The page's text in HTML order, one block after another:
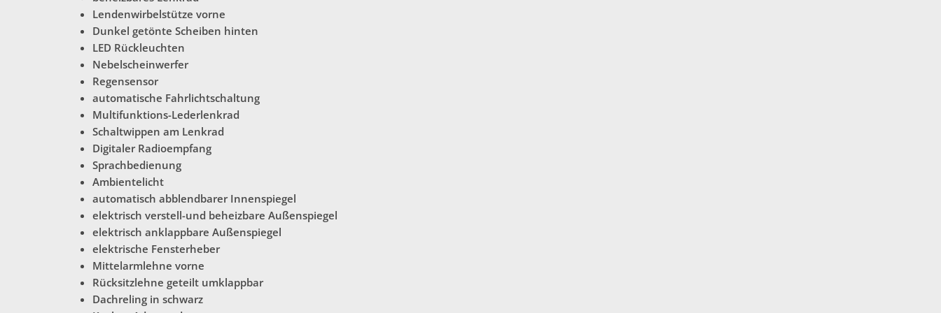
Lendenwirbelstütze vorne
Dunkel getönte Scheiben hinten
LED Rückleuchten
Nebelscheinwerfer
Regensensor
automatische Fahrlichtschaltung
Multifunktions-Lederlenkrad
Schaltwippen am Lenkrad
Digitaler Radioempfang
Sprachbedienung
Ambientelicht
automatisch abblendbarer Innenspiegel
elektrisch verstell-und beheizbare Außenspiegel
elektrisch anklappbare Außenspiegel
elektrische Fensterheber
Mittelarmlehne vorne
Rücksitzlehne geteilt umklappbar
Dachreling in schwarz